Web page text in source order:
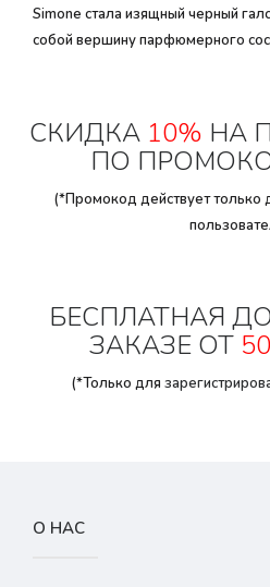
Simone стала изящный черный
собой вершину парфюмерного
СКИДКА 10% НА
ПО
(*Промокод действует только
БЕСПЛАТНАЯ
ЗАКАЗЕ ОТ
(*Только для
О НАС